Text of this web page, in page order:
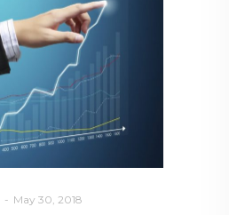
May 30, 2018